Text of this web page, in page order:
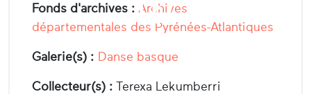
Fonds d'archives : Archives
départementales des Pyrénées-Atlantiques
Galerie(s) : Danse basque
Collecteur(s) : Terexa Lekumberri